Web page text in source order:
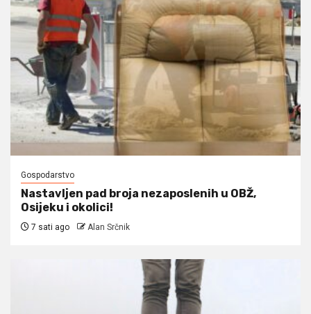
Gospodarstvo
Nastavljen pad broja nezaposlenih u OBŽ,
Osijeku i okolici!
7 sati ago Alan Srčnik